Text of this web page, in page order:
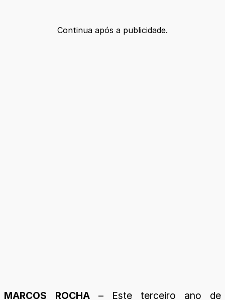
Continua após a publicidade.
MARCOS ROCHA – Este terceiro ano de